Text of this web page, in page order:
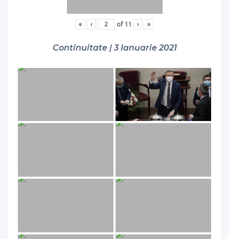
« ‹ of 11 › »
Continuitate | 3 Ianuarie 2021